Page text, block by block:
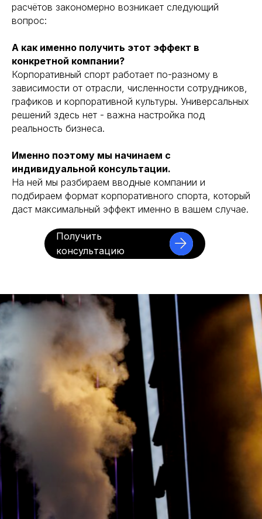
расчётов закономерно возникает следующий
вопрос:
А как именно получить этот эффект в
конкретной компании?
Корпоративный спорт работает по-разному в
зависимости от отрасли, численности сотрудников,
графиков и корпоративной культуры. Универсальных
решений здесь нет - важна настройка под
реальность бизнеса.
Именно поэтому мы начинаем с
индивидуальной консультации.
На ней мы разбираем вводные компании и
подбираем формат корпоративного спорта, который
даст максимальный эффект именно в вашем случае.
Получить
консультацию